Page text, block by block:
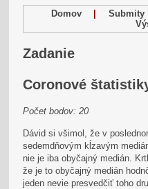
Domov | Submity
Zadanie
Coronové
Počet bodov: 20
Dávid si všimol, že v
sedemdňovým kĺzavým
nie je iba obyčajný medián.
že je to obyčajný medián
jeden nevie presvedčiť toho